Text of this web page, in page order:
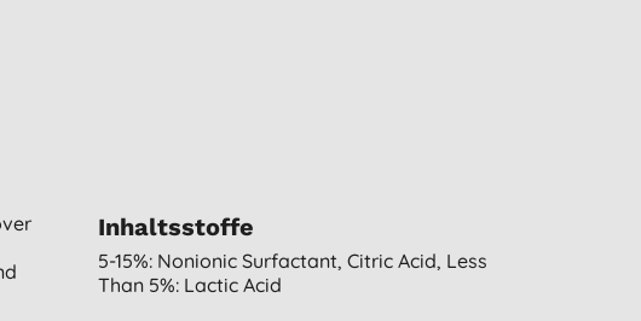
Inhaltsstoffe
5-15%: Nonionic Surfactant, Citric Acid, Less
Than 5%: Lactic Acid